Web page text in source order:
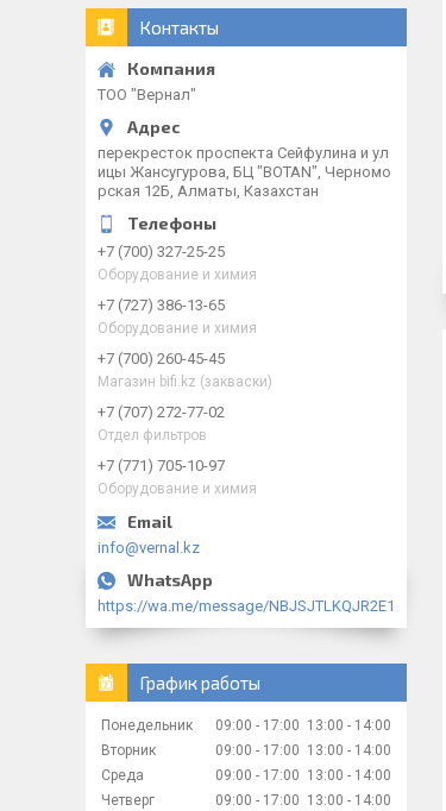
Контакты
ТОО "Вернал"
перекресток проспекта Сейфулина и ул
ицы Жансугурова, БЦ "BOTAN", Черномо
рская 12Б, Алматы, Казахстан
+7 (700) 327-25-25
Оборудование и химия
+7 (727) 386-13-65
Оборудование и химия
+7 (700) 260-45-45
Магазин bifi.kz (закваски)
+7 (707) 272-77-02
Отдел фильтров
+7 (771) 705-10-97
Оборудование и химия
info@vernal.kz
https://wa.me/message/NBJSJTLKQJR2E1
График работы
Понедельник 09:00 17:00 13:00
14:00
Вторник
09:00 17:00 13:00
14:00
Среда
09:00 17:00 13:00
14:00
Четверг
09:00 17:00 13:00
14:00